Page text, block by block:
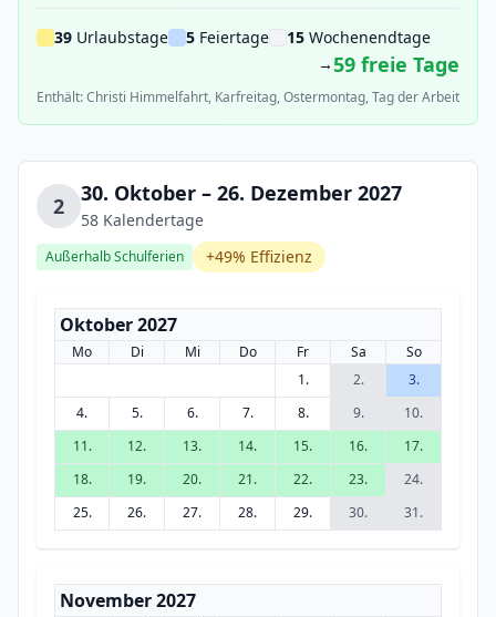
39 Urlaubstage 5 Feiertage 15 Wochenendtage
→59 freie Tage
Enthält: Christi Himmelfahrt, Karfreitag, Ostermontag, Tag der Arbeit
2 30. Oktober – 26. Dezember 2027
58 Kalendertage
Außerhalb Schulferien +49% Effizienz
Oktober 2027
Mo Di Mi Do Fr Sa
So
1.
2.
3.
4.
5. 6. 7. 8. 9.
10.
11.
12. 13. 14. 15. 16.
17.
18.
19. 20. 21. 22. 23.
24.
25.
26. 27. 28. 29. 30. 31.
November 2027